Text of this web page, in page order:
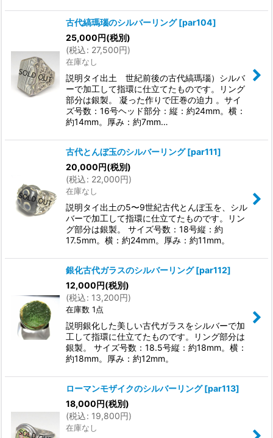
古代縞瑪瑙のシルバーリング [par104]
25,000円(税別)
(税込: 27,500円)
在庫なし
説明タイ出土 世紀前後の古代縞瑪瑙）シルバ
ーで加工して指環に仕立てたものです。リング
部分は銀製。 凝った作りで圧巻の迫力 。サイ
ズ号数：16号ヘッド部分：縦：約24mm。横：
約14mm。厚み：約7mm…
古代とんぼ玉のシルバーリング [par111]
20,000円(税別)
(税込: 22,000円)
在庫なし
説明タイ出土の5〜9世紀古代とんぼ玉を、シル
バーで加工して指環に仕立てたものです。リン
グ部分は銀製。 サイズ号数：18号縦：約
17.5mm。横：約24mm。厚み：約11mm。
銀化古代ガラスのシルバーリング [par112]
12,000円(税別)
(税込: 13,200円)
在庫数 1点
説明銀化した美しい古代ガラスをシルバーで加
工して指環に仕立てたものです。リング部分は
銀製。 サイズ号数：18.5号縦：約18mm。横：
約18mm。厚み：約12mm。
ローマンモザイクのシルバーリング [par113]
18,000円(税別)
(税込: 19,800円)
在庫なし